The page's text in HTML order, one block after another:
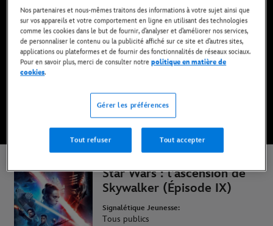
Disponible en DVD, Blu-Ray et achat digital
REGARDER SUR DISNEY+
ACHETER LE FILM
* Abonnement requis | Offres dès 6,99 EUR par mois.
Star Wars : l'ascension de
Skywalker (Épisode IX)
Signalétique Jeunesse:
Tous publics
Nos partenaires et nous-mêmes traitons des informations à votre sujet ainsi que
sur vos appareils et votre comportement en ligne en utilisant des technologies
comme les cookies dans le but de fournir, d’analyser et d’améliorer nos services,
de personnaliser le contenu ou la publicité affiché sur ce site et d’autres sites,
applications ou plateformes et de fournir des fonctionnalités de réseaux sociaux.
Pour en savoir plus, merci de consulter notrepolitique en matière de
cookies.
Gérer les préférences
Tout refuser Tout accepter